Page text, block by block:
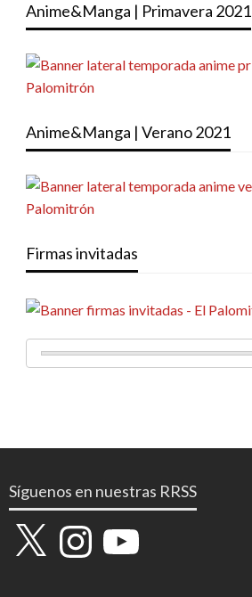
Anime&Manga | Primavera 2021
Anime&Manga | Verano 2021
Firmas invitadas
Síguenos en nuestras RRSS
X InstagramYouTube